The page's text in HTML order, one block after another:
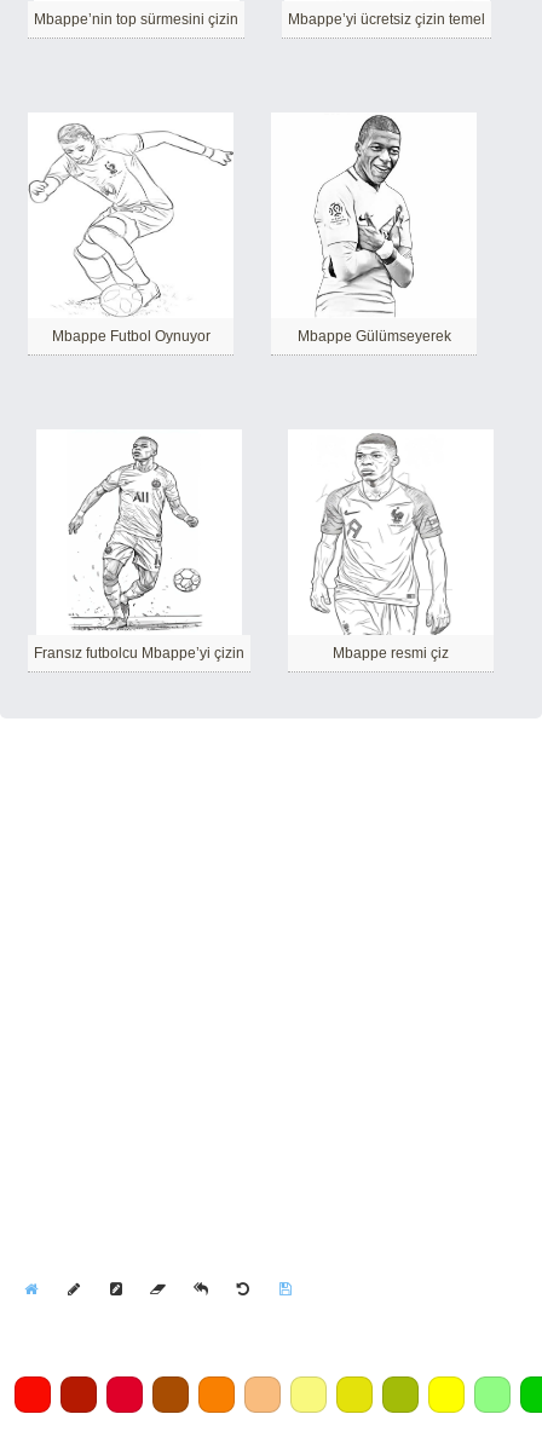
Mbappe’nin top sürmesini çizin Mbappe’yi ücretsiz çizin temel
Mbappe Futbol Oynuyor Mbappe Gülümseyerek
Fransız futbolcu Mbappe’yi çizin Mbappe resmi çiz